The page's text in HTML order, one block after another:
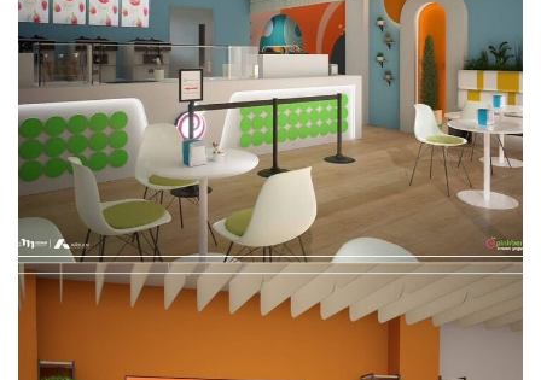
تصميم Pinkberry، تفاصيل عصرية
داخلي